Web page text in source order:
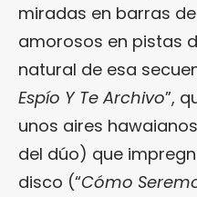
miradas en barras
amorosos en pistas
natural de esa
Espío Y Te Archivo”,
unos aires
del dúo) que
disco (“Cómo